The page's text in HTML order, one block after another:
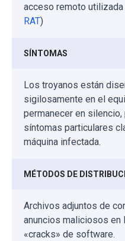
acceso remoto
RAT)
SÍNTOMAS
Los troyanos están
sigilosamente en el
permanecer en
síntomas particulares
máquina infectada.
MÉTODOS DE
Archivos adjuntos de
anuncios maliciosos en
«cracks» de software.